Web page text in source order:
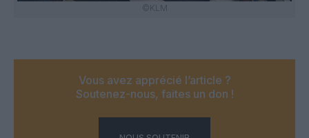
©KLM
Vous avez apprécié l’article ?
Soutenez-nous, faites un don !